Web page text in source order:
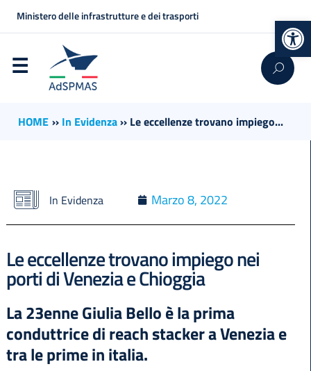
Ministero delle infrastrutture e dei trasporti
HOME ›› In Evidenza›› Le eccellenze trovano impiego...
In Evidenza Marzo 8, 2022
Le eccellenze trovano impiego nei
porti di Venezia e Chioggia
La 23enne Giulia Bello è la prima
conduttrice di reach stacker a Venezia e
tra le prime in italia.